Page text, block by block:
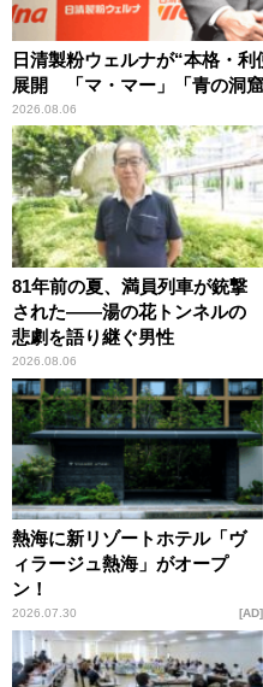
日清製粉ウェルナが“本格・
展開 「マ・マー」「青の洞
2026.08.06
81年前の夏、満員列車が銃撃
された――湯の花トンネルの
悲劇を語り継ぐ男性
2026.08.06
熱海に新リゾートホテル「ヴ
ィラージュ熱海」がオープ
ン！
2026.07.30 AD